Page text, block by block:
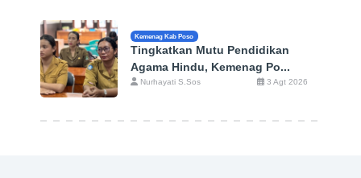
Kemenag Kab Poso
Tingkatkan Mutu Pendidikan
Agama Hindu, Kemenag Po...
Nurhayati S.Sos 3 Agt 2026